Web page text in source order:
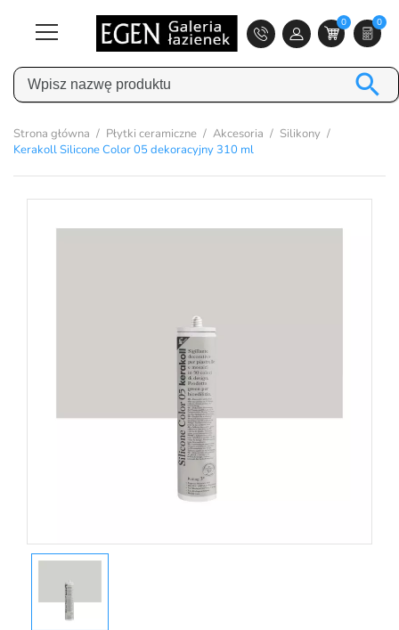
0 0

Strona główna Płytki ceramiczne Akcesoria
Silikony
Kerakoll Silicone Color 05 dekoracyjny 310 ml